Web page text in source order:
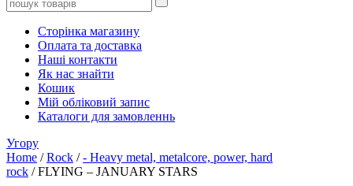
Сторінка магазину
Оплата та доставка
Наші контакти
Як нас знайти
Кошик
Мій обліковий запис
Каталоги для замовленнь
Угору
Home /Rock /- Heavy metal, metalcore, power, hard
rock / FLYING – JANUARY STARS